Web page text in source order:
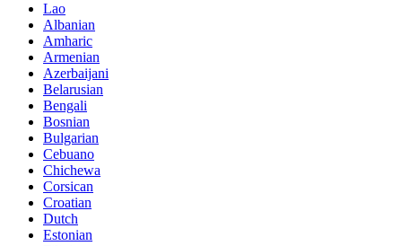
Lao
Albanian
Amharic
Armenian
Azerbaijani
Belarusian
Bengali
Bosnian
Bulgarian
Cebuano
Chichewa
Corsican
Croatian
Dutch
Estonian